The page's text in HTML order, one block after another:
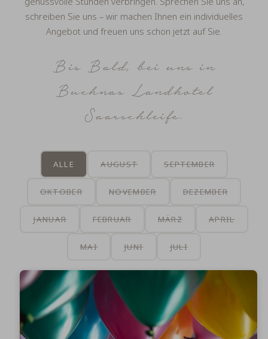
schreiben Sie uns – wir machen Ihnen ein individuelles
Angebot und freuen uns schon jetzt auf Sie.
Bis Bald, bei uns in
Buchnas Landhotel
Saarschleife.
ALLE AUGUST SEPTEMBER
OKTOBER NOVEMBER DEZEMBER
JANUAR FEBRUAR MÄRZ APRIL
MAI JUNI JULI